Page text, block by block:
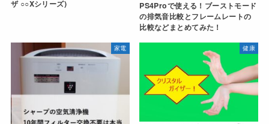
ザ ○○Xシリーズ)
PS4Proで使える！ブーストモード
の排気音比較とフレームレートの
比較などまとめてみた！
家電 健康